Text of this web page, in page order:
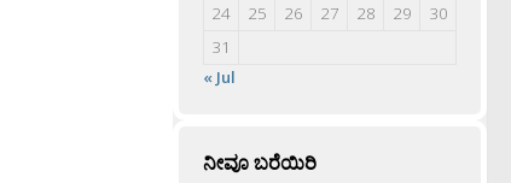
24
25 26 27 28 29
30
31
« Jul
ನೀವೂ ಬರೆಯಿರಿ